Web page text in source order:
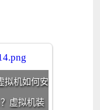
拟机如何安
虚拟机装